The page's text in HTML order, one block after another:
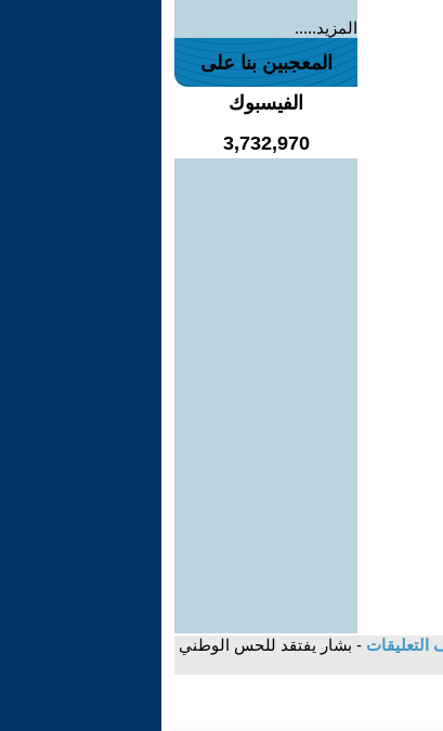
المزيد.....
المعجبين بنا على
الفيسبوك
3,732,970
التعليقات - بشار يفتقد للحس الوطني